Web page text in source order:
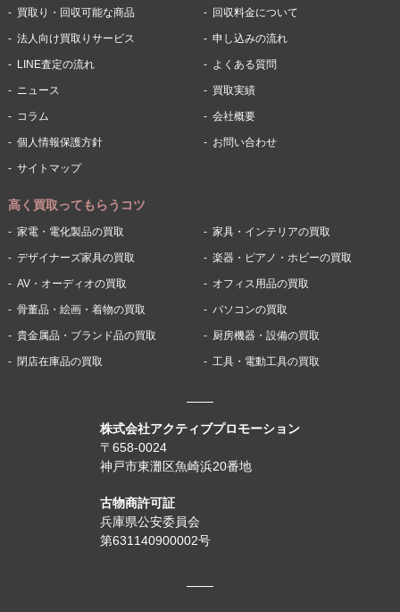
株式会社アクティブプロモーション
〒658-0024
神戸市東灘区魚崎浜20番地
古物商許可証
兵庫県公安委員会
第631140900002号
買取り・回収可能な商品 回収料金について
法人向け買取りサービス 申し込みの流れ
LINE査定の流れ よくある質問
ニュース 買取実績
コラム 会社概要
個人情報保護方針 お問い合わせ
サイトマップ
高く買取ってもらうコツ
家電・電化製品の買取 家具・インテリアの買取
デザイナーズ家具の買取 楽器・ピアノ・ホビーの買取
AV・オーディオの買取 オフィス用品の買取
骨董品・絵画・着物の買取 パソコンの買取
貴金属品・ブランド品の買取 厨房機器・設備の買取
閉店在庫品の買取 工具・電動工具の買取